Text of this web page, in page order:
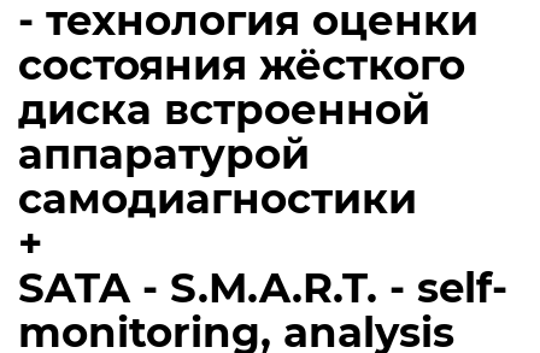
- технология оценки
состояния жёсткого
диска встроенной
аппаратурой
самодиагностики
+
SATA - S.M.A.R.T. - self-
monitoring, analysis